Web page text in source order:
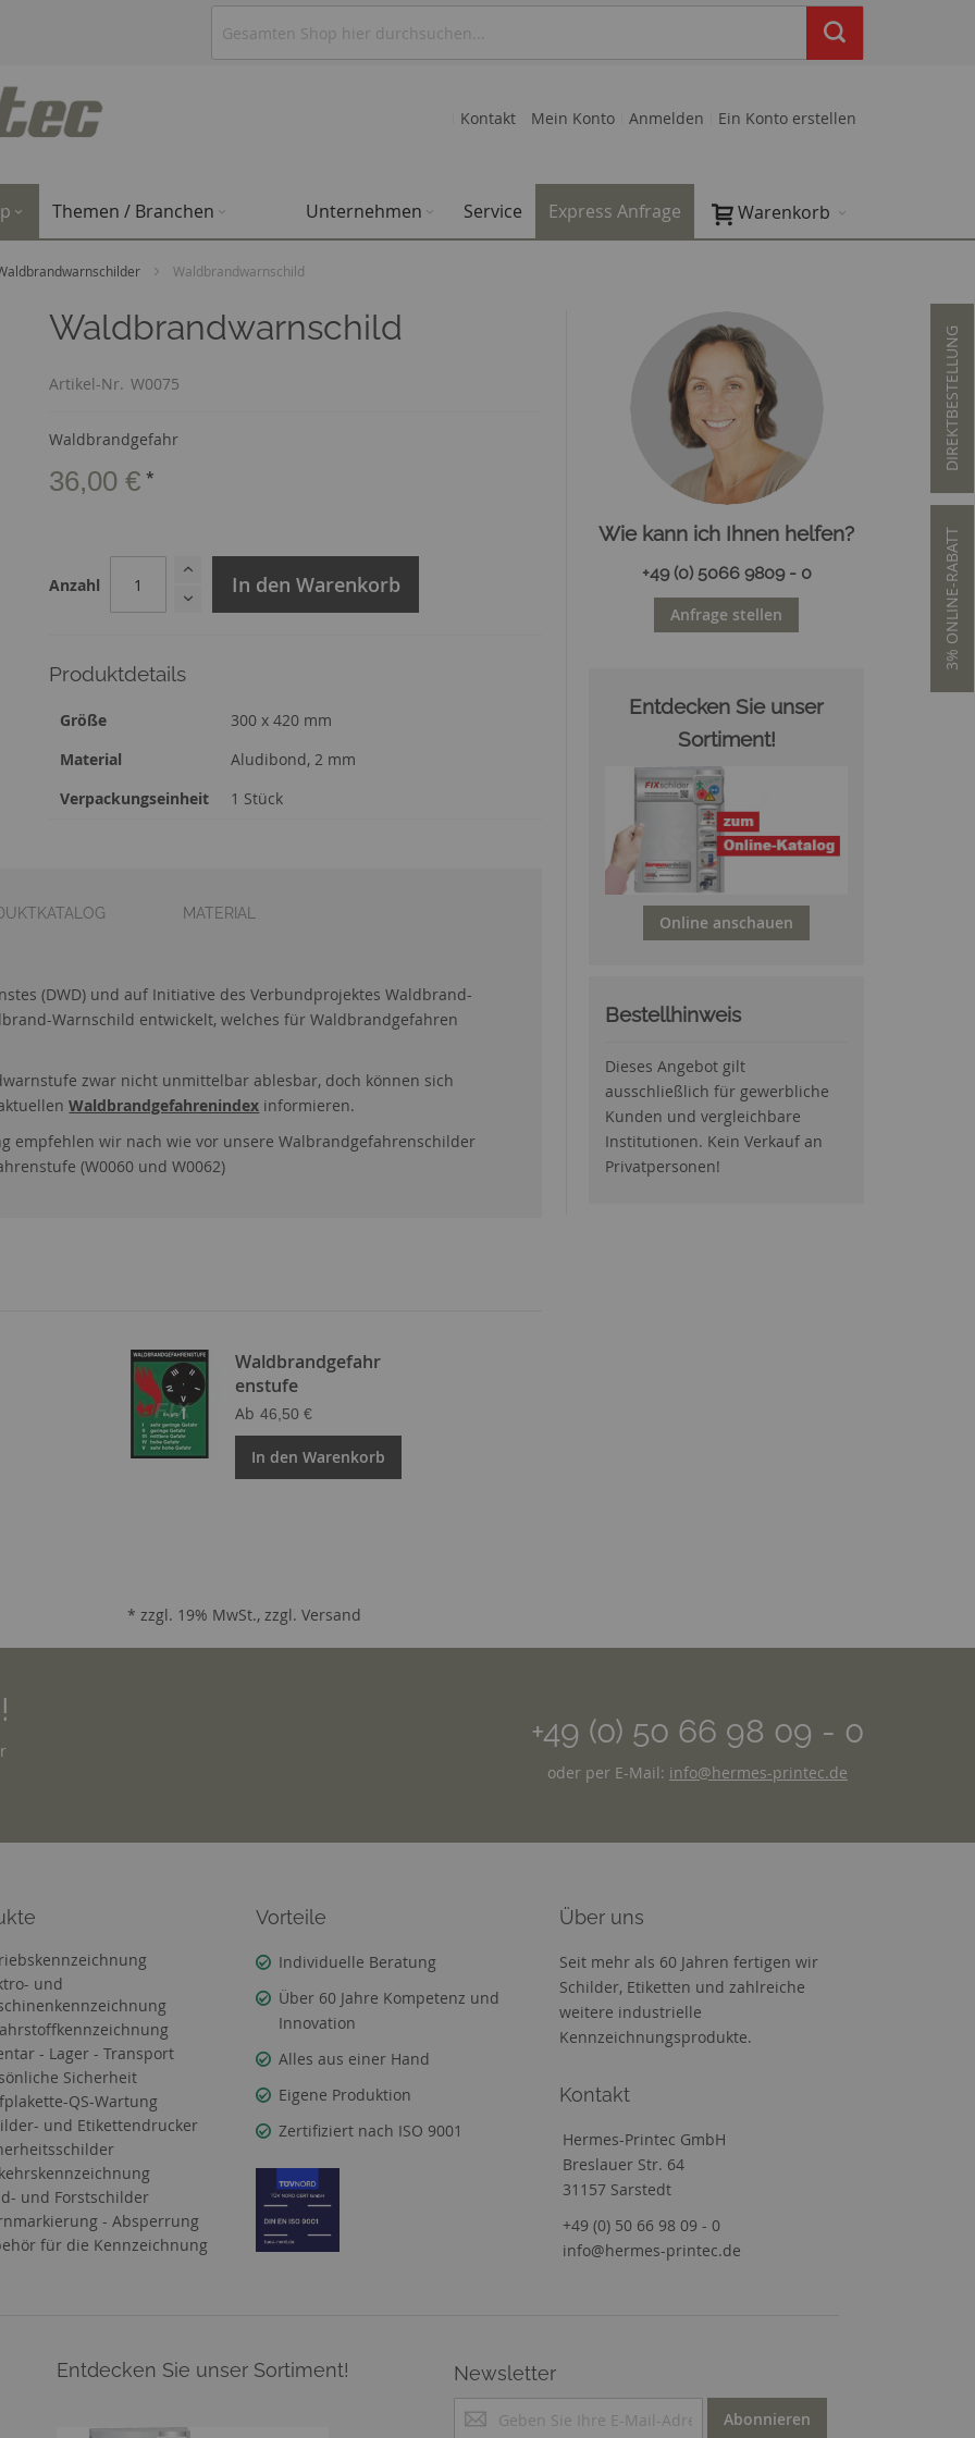
Mein Konto Anmelden Ein Konto erstellen
Kontakt
Warenkorb
Themen / Branchen Express Anfrage
Service
Unternehmen
Waldbrandwarnschild
Waldbrandwarnschild
Artikel-Nr. W0075
Waldbrandgefahr
36,00 € *
Anzahl In den Warenkorb
Produktdetails
Zusatzinformation
Größe
300 x 420 mm
Material
Aludibond, 2 mm
Verpackungseinheit
1 Stück
Wie kann ich Ihnen helfen?
+49 (0) 5066 9809 - 0
Anfrage stellen
Entdecken Sie unser
Sortiment!
Online anschauen
Bestellhinweis
Dieses Angebot gilt
ausschließlich für gewerbliche
Kunden und vergleichbare
Institutionen. Kein Verkauf an
Privatpersonen!
(DWD) und auf Initiative des Verbundprojektes Waldbrand-
Warnschild entwickelt, welches für Waldbrandgefahren
zwar nicht unmittelbar ablesbar, doch können sich
Waldbrandgefahrenindex informieren.
empfehlen wir nach wie vor unsere Walbrandgefahrenschilder
(W0060 und W0062)
MATERIAL
Waldbrandgefahr
enstufe
Ab 46,50 €
In den Warenkorb
DIREKTBESTELLUNG
3% ONLINE-RABATT
* zzgl. 19% MwSt., zzgl. Versand
+49 (0) 50 66 98 09 - 0
oder per E-Mail: info@hermes-printec.de
und
- Lager - Transport
Sicherheit
QS-Wartung
und Etikettendrucker
und Forstschilder
- Absperrung
für die Kennzeichnung
Vorteile
Individuelle Beratung
Über 60 Jahre Kompetenz und
Innovation
Alles aus einer Hand
Eigene Produktion
Zertifiziert nach ISO 9001
Über uns
Seit mehr als 60 Jahren fertigen wir
Schilder, Etiketten und zahlreiche
weitere industrielle
Kennzeichnungsprodukte.
Kontakt
Hermes-Printec GmbH
Breslauer Str. 64
31157 Sarstedt
+49 (0) 50 66 98 09 - 0
info@hermes-printec.de
Entdecken Sie unser Sortiment! Newsletter
M
Abonnieren